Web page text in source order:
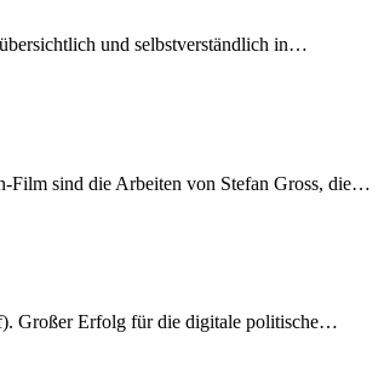
und selbstverständlich in…
Film sind die Arbeiten von Stefan Gross, die…
Großer Erfolg für die digitale politische…